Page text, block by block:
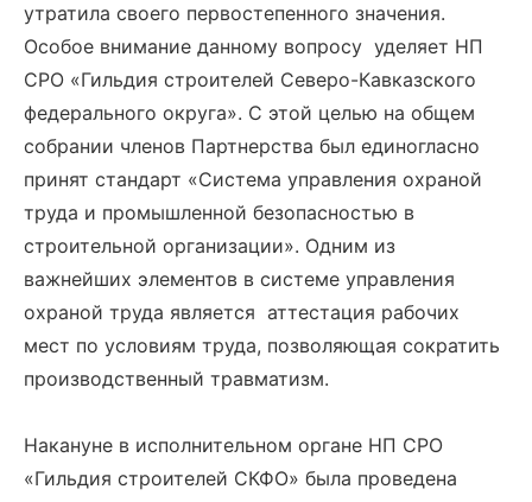
утратила своего первостепенного значения.
Особое внимание данному вопросу уделяет НП
СРО «Гильдия строителей Северо-Кавказского
федерального округа». С этой целью на общем
собрании членов Партнерства был единогласно
принят стандарт «Система управления охраной
труда и промышленной безопасностью в
строительной организации». Одним из
важнейших элементов в системе управления
охраной труда является аттестация рабочих
мест по условиям труда, позволяющая сократить
производственный травматизм.
Накануне в исполнительном органе НП СРО
«Гильдия строителей СКФО» была проведена